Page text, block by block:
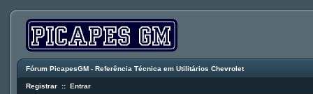
Fórum PicapesGM - Referência Técnica em Utilitários Chevrolet
Registrar :: Entrar